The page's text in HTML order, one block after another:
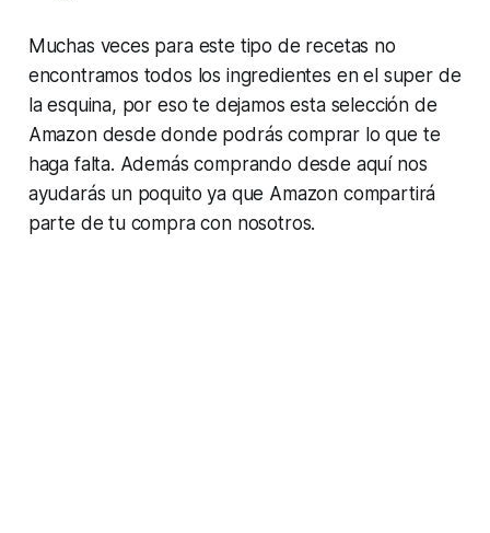
Muchas veces para este tipo de recetas no
encontramos todos los ingredientes en el super de
la esquina, por eso te dejamos esta selección de
Amazon desde donde podrás comprar lo que te
haga falta. Además comprando desde aquí nos
ayudarás un poquito ya que Amazon compartirá
parte de tu compra con nosotros.